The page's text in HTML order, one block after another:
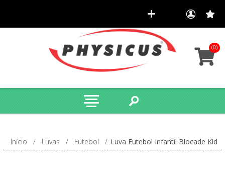
(0)
Início / Luvas / Futebol / Luva Futebol Infantil Blocade Kid